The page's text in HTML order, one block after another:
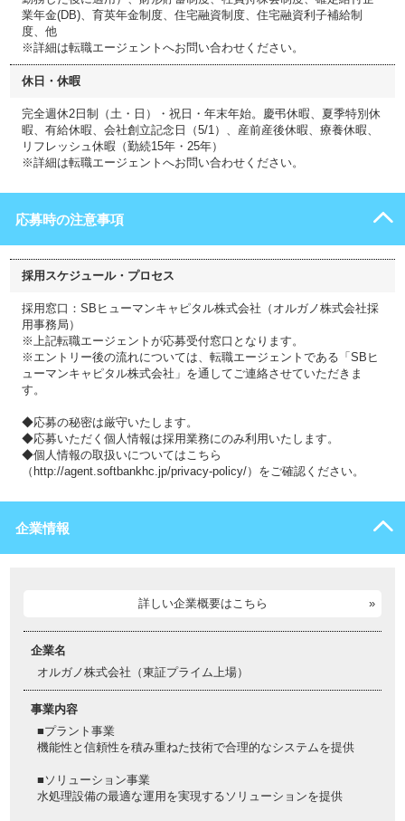
業年金(DB)、育英年金制度、住宅融資制度、住宅融資利子補給制
度、他
※詳細は転職エージェントへお問い合わせください。
休日・休暇
完全週休2日制（土・日）・祝日・年末年始。慶弔休暇、夏季特別休
暇、有給休暇、会社創立記念日（5/1）、産前産後休暇、療養休暇、
リフレッシュ休暇（勤続15年・25年）
※詳細は転職エージェントへお問い合わせください。
応募時の注意事項
採用スケジュール・プロセス
採用窓口：SBヒューマンキャピタル株式会社（オルガノ株式会社採
用事務局）
※上記転職エージェントが応募受付窓口となります。
※エントリー後の流れについては、転職エージェントである「SBヒ
ューマンキャピタル株式会社」を通してご連絡させていただきま
す。
◆応募の秘密は厳守いたします。
◆応募いただく個人情報は採用業務にのみ利用いたします。
◆個人情報の取扱いについてはこちら
（http://agent.softbankhc.jp/privacy-policy/）をご確認ください。
企業情報
詳しい企業概要はこちら
企業名
オルガノ株式会社（東証プライム上場）
事業内容
■プラント事業
機能性と信頼性を積み重ねた技術で合理的なシステムを提供
■ソリューション事業
水処理設備の最適な運用を実現するソリューションを提供